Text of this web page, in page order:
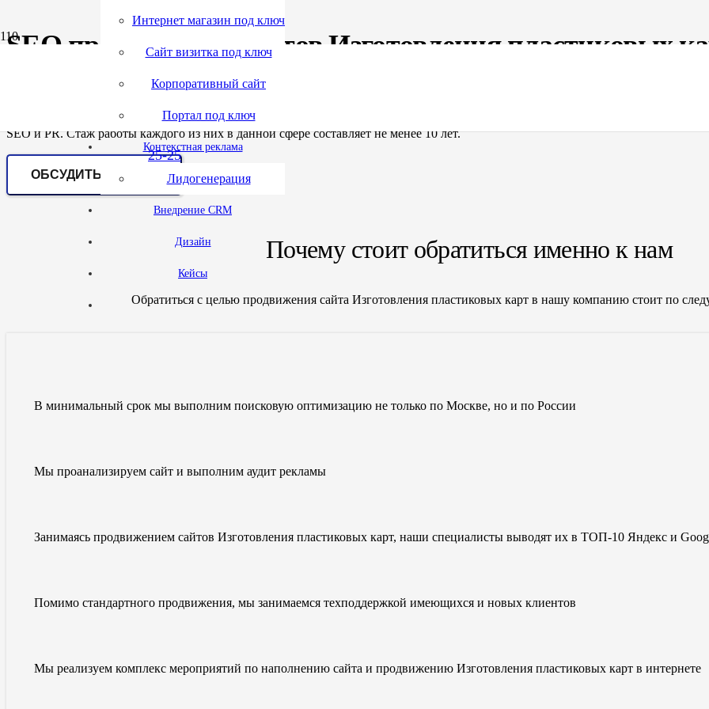
(495)
25-25
Интернет магазин под ключ
Сайт визитка под ключ
Корпоративный сайт
Портал под ключ
Контекстная реклама
Лидогенерация
Внедрение CRM
Дизайн
Кейсы
SEO продвижение сайтов Изготовления пластиковых
сайтов под ключ, продвижение Изготовления пластиковых карт в интернете — ключевые направления нашей деятельности. В
SEO и PR. Стаж работы каждого из них в данной сфере составляет не менее 10 лет.
ОБСУДИТЬ ПРОЕКТ
Почему стоит обратиться именно к нам
Обратиться с целью продвижения сайта Изготовления пластиковых карт в нашу компанию стоит по
В минимальный срок мы выполним поисковую оптимизацию не только по Москве, но и по России
Мы проанализируем сайт и выполним аудит рекламы
Занимаясь продвижением сайтов Изготовления пластиковых карт, наши специалисты выводят их в ТОП-10 Яндекс и
Помимо стандартного продвижения, мы занимаемся техподдержкой имеющихся и новых клиентов
Мы реализуем комплекс мероприятий по наполнению сайта и продвижению Изготовления пластиковых карт в интернете